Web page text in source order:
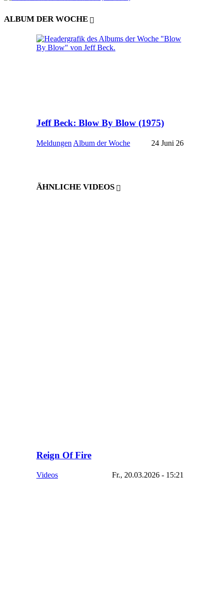
ALBUM DER WOCHE
Jeff Beck: Blow By Blow (1975)
Meldungen Album der Woche 24 Juni 26
ÄHNLICHE VIDEOS
Reign Of Fire
Videos Fr., 20.03.2026 - 15:21